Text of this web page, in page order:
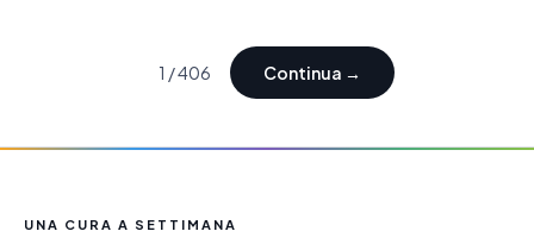
1 /406 Continua →
UNA CURA A SETTIMANA